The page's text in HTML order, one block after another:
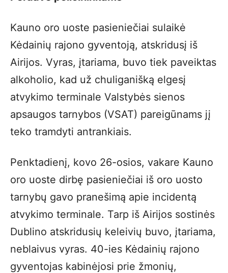
Kauno oro uoste pasieniečiai sulaikė
Kėdainių rajono gyventoją, atskridusį iš
Airijos. Vyras, įtariama, buvo tiek paveiktas
alkoholio, kad už chuliganišką elgesį
atvykimo terminale Valstybės sienos
apsaugos tarnybos (VSAT) pareigūnams jį
teko tramdyti antrankiais.
Penktadienį, kovo 26-osios, vakare Kauno
oro uoste dirbę pasieniečiai iš oro uosto
tarnybų gavo pranešimą apie incidentą
atvykimo terminale. Tarp iš Airijos sostinės
Dublino atskridusių keleivių buvo, įtariama,
neblaivus vyras. 40-ies Kėdainių rajono
gyventojas kabinėjosi prie žmonių,